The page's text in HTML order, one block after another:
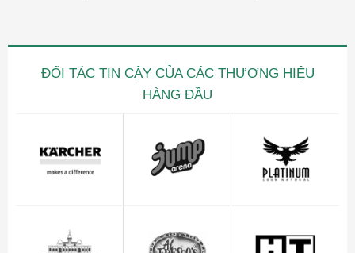
ĐỐI TÁC TIN CẬY CỦA CÁC THƯƠNG HIỆU
HÀNG ĐẦU